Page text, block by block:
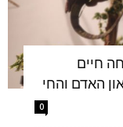
חיים
האדם והחי
0